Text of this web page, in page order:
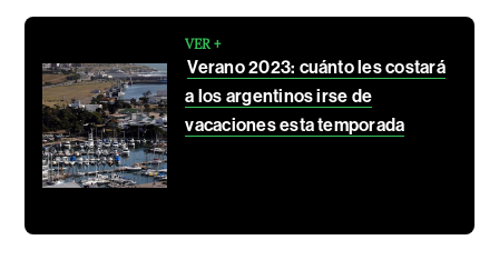
VER +
Verano 2023: cuánto les costará
a los argentinos irse de
vacaciones esta temporada